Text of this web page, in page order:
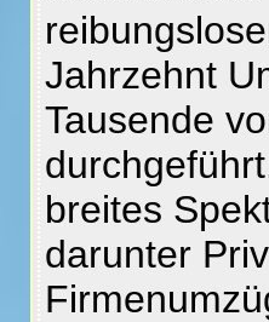
Jahrzehnt
Tausende
breites
darunter